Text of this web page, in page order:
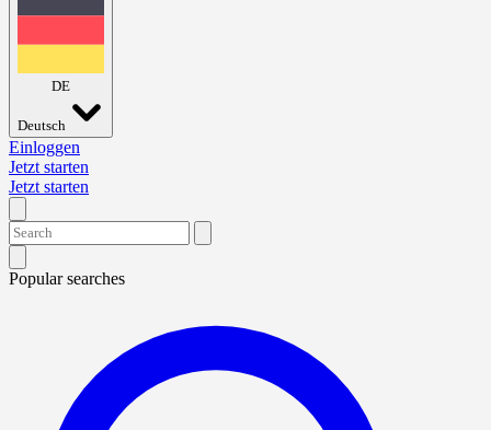
DE
Deutsch
Einloggen
Jetzt starten
Jetzt starten
Popular searches